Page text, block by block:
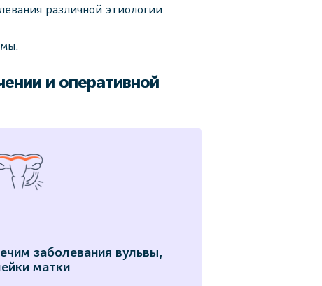
различной этиологии.
и оперативной
заболевания вульвы,
матки